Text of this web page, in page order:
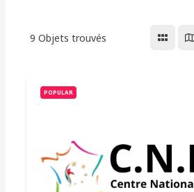
9 Objets trouvés
POPULAR